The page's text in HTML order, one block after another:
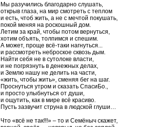
Мы разучились благодарно слушать,
открыв глаза, на мир смотреть с теплом
и есть, чтоб жить, а не с мечтой покушать,
покой меняя на роскошный дом.
Летим за край, чтобы потом вернуться,
хотим объять, толпимся и спешим.
А может, проще всё-таки нагнуться...
и рассмотреть неброское сквозь дым.
Найти себя не в сутолоке власти,
и не погрязнуть в денежных делах,
и Землю нашу не делить на части,
«жить, чтобы жить», сменяя бег на шаг.
Проснуться утром и сказать СпасиБо.,
и просто улыбнуться от души,
и ощутить, как в мире всё красиво.
Пусть зазвучит струна в людской глуши…
Что «всё не так!!!» – то и Семёныч скажет,